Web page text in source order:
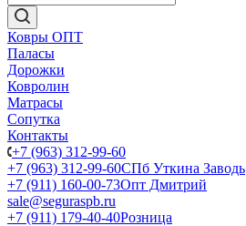
Ковры ОПТ
Паласы
Дорожки
Ковролин
Матрасы
Сопутка
Контакты
+7 (963) 312-99-60
+7 (963) 312-99-60СПб Уткина Заводь
+7 (911) 160-00-73Опт Дмитрий
sale@seguraspb.ru
+7 (911) 179-40-40Розница